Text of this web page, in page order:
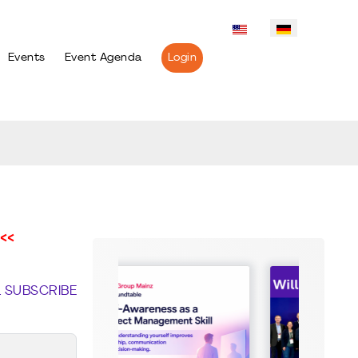
Events Event Agenda Login
SUBSCRIBE